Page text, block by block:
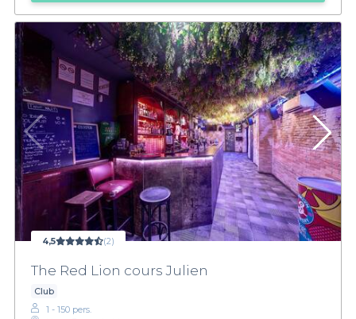
4,5 (2)
The Red Lion cours Julien
Club
1 - 150 pers.